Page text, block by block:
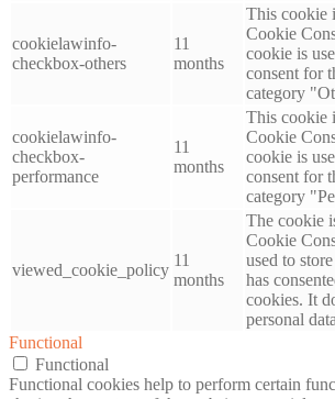
cookielawinfo-
checkbox-others
11
months
This cookie
Cookie
cookie is
consent for
category
cookielawinfo-
checkbox-
performance
11
months
This cookie
Cookie
cookie is
consent for
category
viewed_cookie_policy
11
months
The cookie
Cookie
used to
has
cookies. It
personal
Functional
Functional
Functional cookies help to perform certain